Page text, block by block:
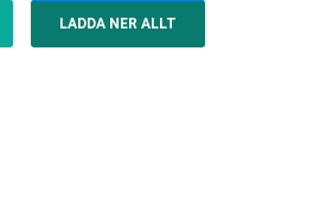
LADDA NER ALLT